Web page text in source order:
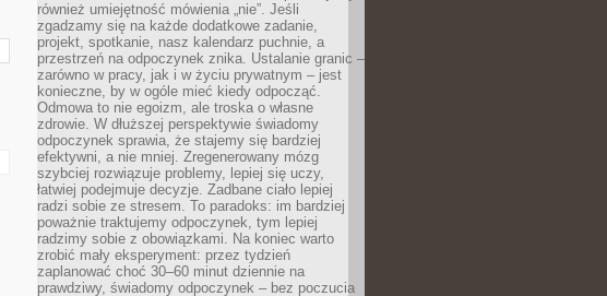
również umiejętność mówienia „nie”. Jeśli
zgadzamy się na każde dodatkowe zadanie,
projekt, spotkanie, nasz kalendarz puchnie, a
przestrzeń na odpoczynek znika. Ustalanie granic –
zarówno w pracy, jak i w życiu prywatnym – jest
konieczne, by w ogóle mieć kiedy odpocząć.
Odmowa to nie egoizm, ale troska o własne
zdrowie. W dłuższej perspektywie świadomy
odpoczynek sprawia, że stajemy się bardziej
efektywni, a nie mniej. Zregenerowany mózg
szybciej rozwiązuje problemy, lepiej się uczy,
łatwiej podejmuje decyzje. Zadbane ciało lepiej
radzi sobie ze stresem. To paradoks: im bardziej
poważnie traktujemy odpoczynek, tym lepiej
radzimy sobie z obowiązkami. Na koniec warto
zrobić mały eksperyment: przez tydzień
zaplanować choć 30–60 minut dziennie na
prawdziwy, świadomy odpoczynek – bez poczucia